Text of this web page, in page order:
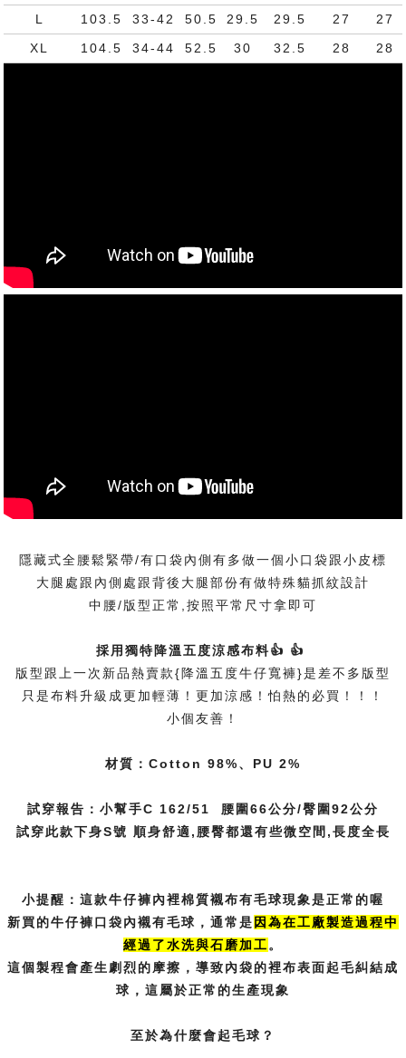
L
103.5 33-42 50.5 29.5 29.5 27
27
XL
104.5 34-44 52.5 30 32.5 28 28
隱藏式全腰鬆緊帶/有口袋內側有多做一個小口袋跟小皮標
大腿處跟內側處跟背後大腿部份有做特殊貓抓紋設計
中腰/版型正常,按照平常尺寸拿即可
採用獨特降溫五度涼感布料👍 👍
版型跟上一次新品熱賣款{降溫五度牛仔寬褲}是差不多版型
只是布料升級成更加輕薄！更加涼感！怕熱的必買！！！
小個友善！
材質：Cotton 98%、PU 2%
試穿報告：小幫手C 162/51 腰圍66公分/臀圍92公分
試穿此款下身S號 順身舒適,腰臀都還有些微空間,長度全長
小提醒：這款牛仔褲內裡棉質襯布有毛球現象是正常的喔
新買的牛仔褲口袋內襯有毛球，通常是 因為在工廠製造過程中
經過了水洗與石磨加工。
這個製程會產生劇烈的摩擦，導致內袋的裡布表面起毛糾結成
球，這屬於正常的生產現象
至於為什麼會起毛球？